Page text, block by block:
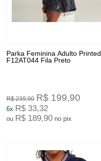
Parka Feminina Adulto Printed
F12AT044 Fila Preto
R$ 239,90 R$ 199,90
6x R$ 33,32
ou R$ 189,90 no pix